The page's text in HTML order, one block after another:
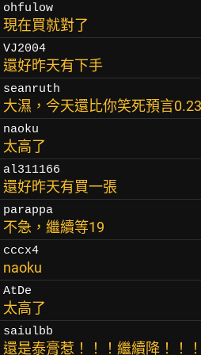
ohfulow
現在買就對了
VJ2004
還好昨天有下手
seanruth
大濕，今天還比你笑死預言
naoku
太高了
al311166
還好昨天有買一張
parappa
不急，繼續等19
cccx4
naoku
AtDe
太高了
saiulbb
還是泰膏惹！！！繼續降！！！